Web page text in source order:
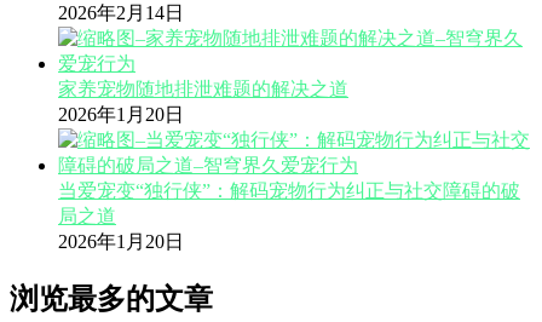
2026年2月14日
家养宠物随地排泄难题的解决之道
2026年1月20日
当爱宠变“独行侠”：解码宠物行为纠正与社交障碍的破
局之道
2026年1月20日
浏览最多的文章